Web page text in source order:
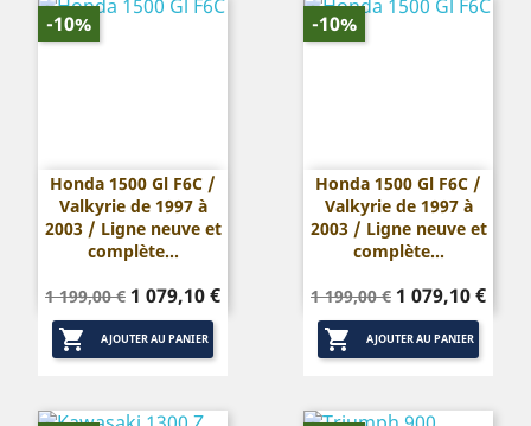
Honda 1500 Gl F6C /
Valkyrie de 1997 à
2003 / Ligne neuve et
complète...
Prix
de
base
1 199,00 € Prix
1 079,10 €
 AJOUTER AU PANIER
-10%
Honda 1500 Gl F6C /
Valkyrie de 1997 à
2003 / Ligne neuve et
complète...
Prix
de
base
1 199,00 € Prix
1 079,10 €
 AJOUTER AU PANIER
-10%